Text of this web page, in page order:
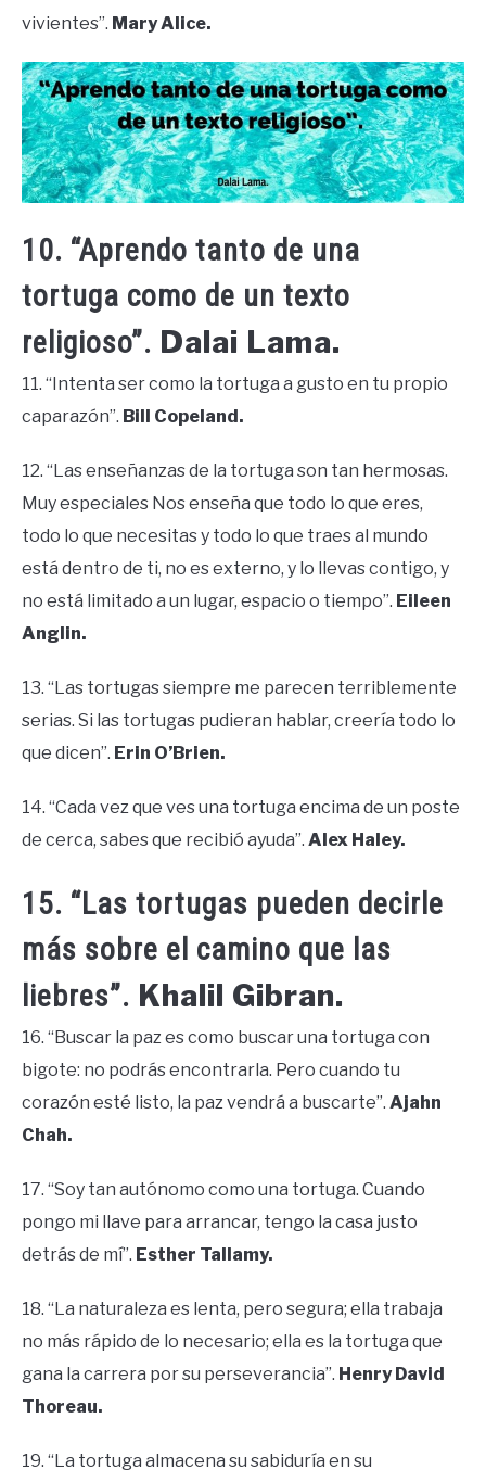
vivientes”. Mary Alice.
10. “Aprendo tanto de una
tortuga como de un texto
religioso”. Dalai Lama.
11. “Intenta ser como la tortuga a gusto en tu propio
caparazón”. Bill Copeland.
12. “Las enseñanzas de la tortuga son tan hermosas.
Muy especiales Nos enseña que todo lo que eres,
todo lo que necesitas y todo lo que traes al mundo
está dentro de ti, no es externo, y lo llevas contigo, y
no está limitado a un lugar, espacio o tiempo”. Eileen
Anglin.
13. “Las tortugas siempre me parecen terriblemente
serias. Si las tortugas pudieran hablar, creería todo lo
que dicen”. Erin O’Brien.
14. “Cada vez que ves una tortuga encima de un poste
de cerca, sabes que recibió ayuda”. Alex Haley.
15. “Las tortugas pueden decirle
más sobre el camino que las
liebres”. Khalil Gibran.
16. “Buscar la paz es como buscar una tortuga con
bigote: no podrás encontrarla. Pero cuando tu
corazón esté listo, la paz vendrá a buscarte”. Ajahn
Chah.
17. “Soy tan autónomo como una tortuga. Cuando
pongo mi llave para arrancar, tengo la casa justo
detrás de mí”. Esther Tallamy.
18. “La naturaleza es lenta, pero segura; ella trabaja
no más rápido de lo necesario; ella es la tortuga que
gana la carrera por su perseverancia”. Henry David
Thoreau.
19. “La tortuga almacena su sabiduría en su